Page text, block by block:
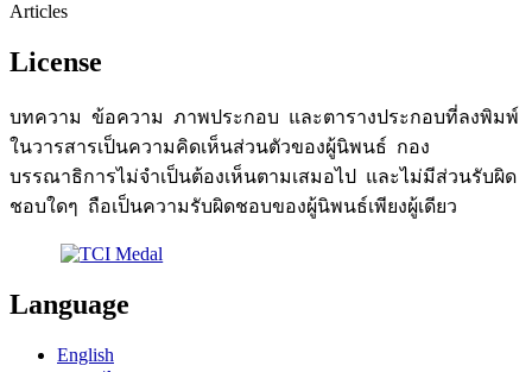
Articles
License
บทความ ข้อความ ภาพประกอบ และตารางประกอบที่ลงพิมพ์
ในวารสารเป็นความคิดเห็นส่วนตัวของผู้นิพนธ์ กอง
บรรณาธิการไม่จำเป็นต้องเห็นตามเสมอไป และไม่มีส่วนรับผิด
ชอบใดๆ ถือเป็นความรับผิดชอบของผู้นิพนธ์เพียงผู้เดียว
Language
English